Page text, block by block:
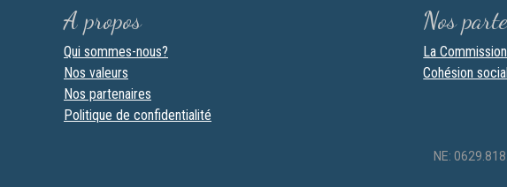
A propos
Qui sommes-nous?
Nos valeurs
Nos partenaires
Politique de confidentialité
Nos
La
Cohésion
NE: